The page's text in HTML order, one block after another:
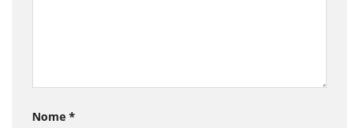
Nome *